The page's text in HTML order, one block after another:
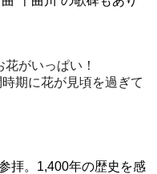
がいっぱい！
期に花が見頃を過ぎて
拝。 1,400年の歴史を感